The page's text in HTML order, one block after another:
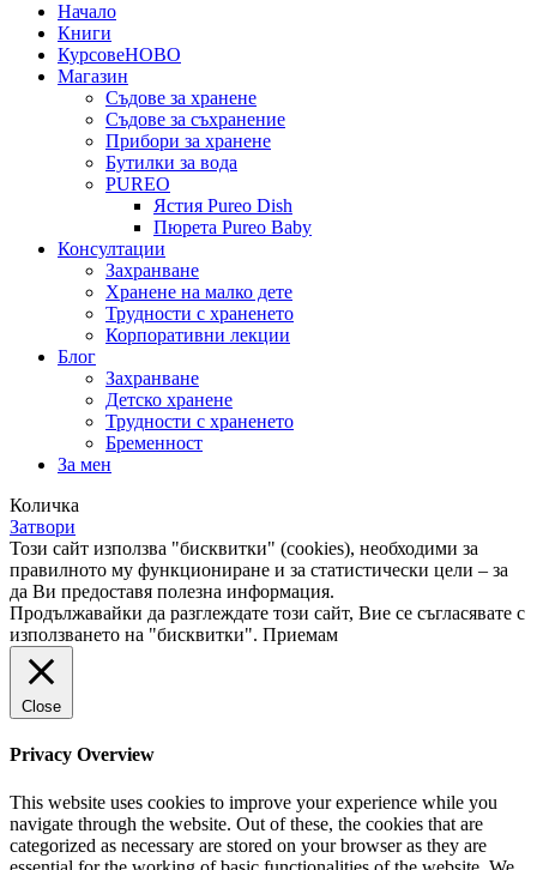
Начало
Книги
КурсовеНОВО
Магазин
Съдове за хранене
Съдове за съхранение
Прибори за хранене
Бутилки за вода
PUREO
Ястия Pureo Dish
Пюрета Pureo Baby
Консултации
Захранване
Хранене на малко дете
Трудности с храненето
Корпоративни лекции
Блог
Захранване
Детско хранене
Трудности с храненето
Бременност
За мен
Количка
Затвори
Този сайт използва "бисквитки" (cookies), необходими за
правилното му функциониране и за статистически цели – за
да Ви предоставя полезна информация.
Продължавайки да разглеждате този сайт, Вие се съгласявате с
използването на "бисквитки". Приемам
Close
Privacy Overview
This website uses cookies to improve your experience while you
navigate through the website. Out of these, the cookies that are
categorized as necessary are stored on your browser as they are